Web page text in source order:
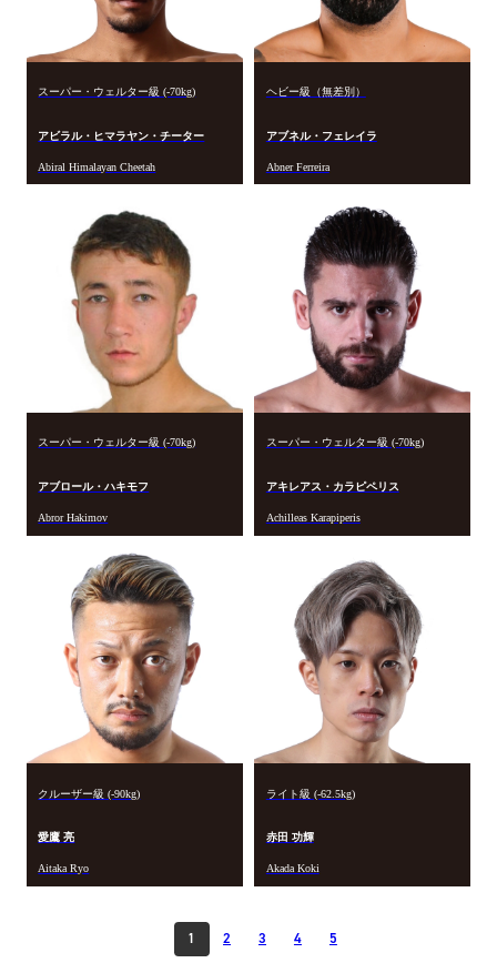
スーパー・ウェルター級 (-70kg)
アビラル・ヒマラヤン・チーター
Abiral Himalayan Cheetah
ヘビー級（無差別）
アブネル・フェレイラ
Abner Ferreira
スーパー・ウェルター級 (-70kg)
アブロール・ハキモフ
Abror Hakimov
スーパー・ウェルター級 (-70kg)
アキレアス・カラピペリス
Achilleas Karapiperis
クルーザー級 (-90kg)
愛鷹 亮
Aitaka Ryo
ライト級 (-62.5kg)
赤田 功輝
Akada Koki
1 2 3 4 5